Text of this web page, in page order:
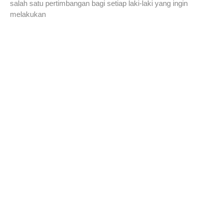
salah satu pertimbangan bagi setiap laki-laki yang ingin
melakukan